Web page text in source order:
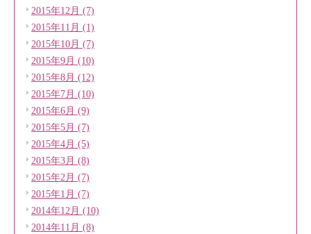
2015年12月 (7)
2015年11月 (1)
2015年10月 (7)
2015年9月 (10)
2015年8月 (12)
2015年7月 (10)
2015年6月 (9)
2015年5月 (7)
2015年4月 (5)
2015年3月 (8)
2015年2月 (7)
2015年1月 (7)
2014年12月 (10)
2014年11月 (8)